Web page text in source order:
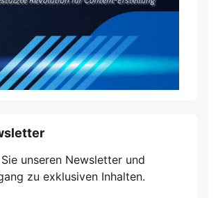
unseren Newsletter und
zu exklusiven Inhalten.